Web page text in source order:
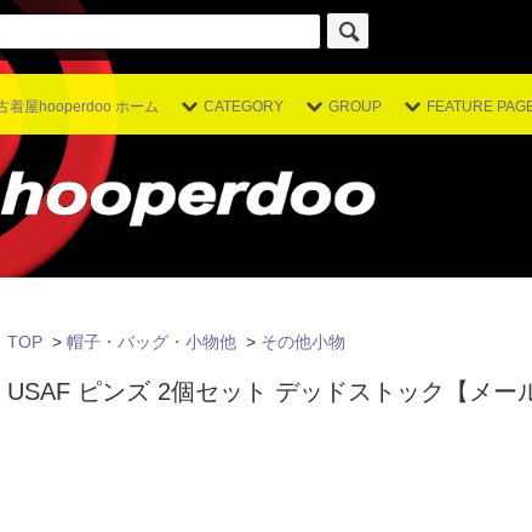
着屋hooperdoo ホーム CATEGORY GROUP FEATURE
TOP > 帽子・バッグ・小物他 > その他小物
USAF ピンズ 2個セット デッドストック【メー